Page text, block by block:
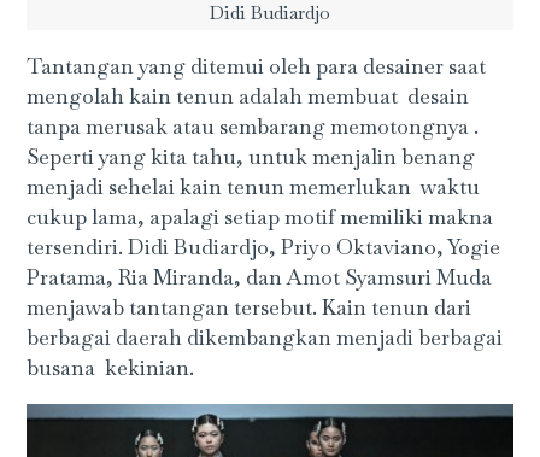
Didi Budiardjo
Tantangan yang ditemui oleh para desainer saat
mengolah kain tenun adalah membuat desain
tanpa merusak atau sembarang memotongnya .
Seperti yang kita tahu, untuk menjalin benang
menjadi sehelai kain tenun memerlukan waktu
cukup lama, apalagi setiap motif memiliki makna
tersendiri. Didi Budiardjo, Priyo Oktaviano, Yogie
Pratama, Ria Miranda, dan Amot Syamsuri Muda
menjawab tantangan tersebut. Kain tenun dari
berbagai daerah dikembangkan menjadi berbagai
busana kekinian.